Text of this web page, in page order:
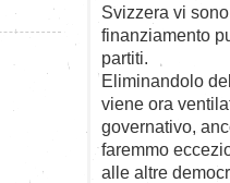
Svizzera vi
finanziamento
partiti.
Eliminandolo
viene ora
governativo,
faremmo
alle altre